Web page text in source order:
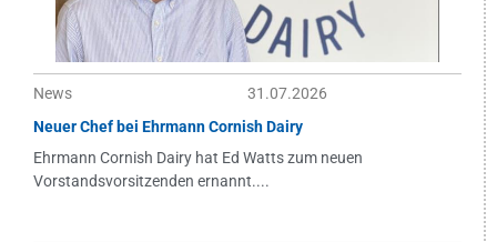
News
31.07.2026
Neuer Chef bei Ehrmann Cornish Dairy
Ehrmann Cornish Dairy hat Ed Watts zum neuen
Vorstandsvorsitzenden ernannt....